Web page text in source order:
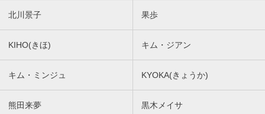
北川景子 果歩
KIHO(きほ) キム・ジアン
キム・ミンジュ KYOKA(きょうか)
熊田来夢 黒木メイサ